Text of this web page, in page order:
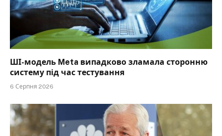
ШІ-модель Meta випадково зламала сторонню
систему під час тестування
6 Серпня 2026